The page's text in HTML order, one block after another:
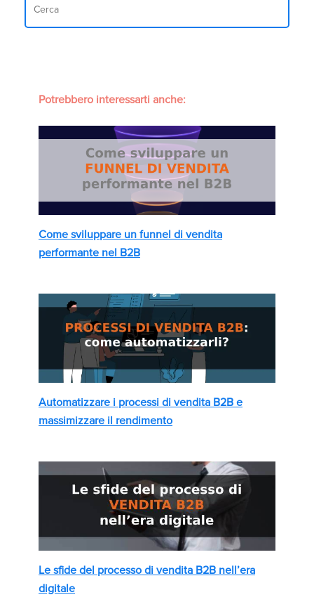
Potrebbero interessarti anche:
Come sviluppare un funnel di vendita
performante nel B2B
Automatizzare i processi di vendita B2B e
massimizzare il rendimento
Le sfide del processo di vendita B2B nell’era
digitale